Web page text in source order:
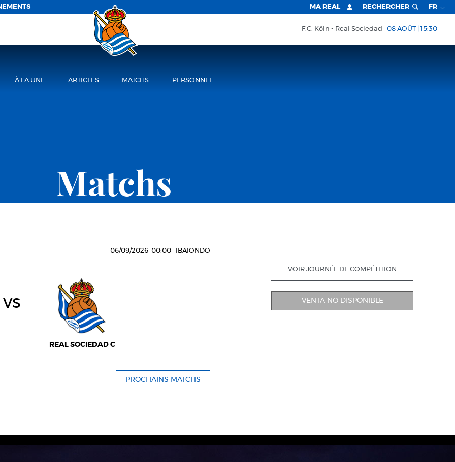
MA REAL RECHERCHER FR
F.C. Köln Real Sociedad 08 AOÛT | 15:30
À LA UNE ARTICLES MATCHS PERSONNEL
Matchs
06/09/2026· 00:00 · IBAIONDO
vs
REAL SOCIEDAD C
VOIR JOURNÉE DE COMPÉTITION
VENTA NO DISPONIBLE
PROCHAINS MATCHS